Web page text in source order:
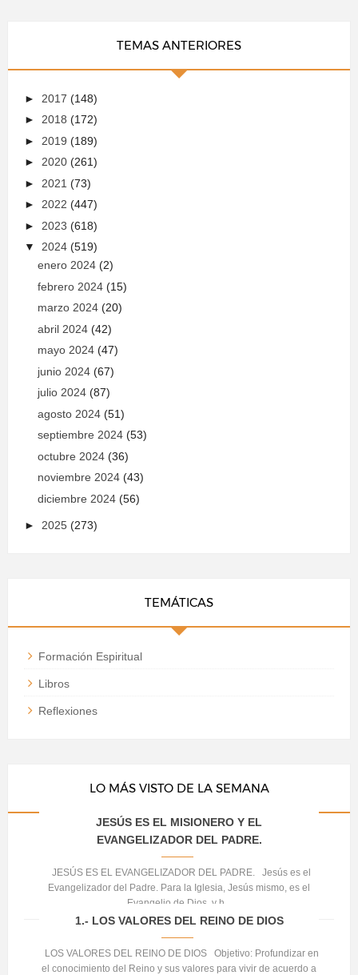
TEMAS ANTERIORES
► 2017 (148)
► 2018 (172)
► 2019 (189)
► 2020 (261)
► 2021 (73)
► 2022 (447)
► 2023 (618)
▼ 2024 (519)
enero 2024 (2)
febrero 2024 (15)
marzo 2024 (20)
abril 2024 (42)
mayo 2024 (47)
junio 2024 (67)
julio 2024 (87)
agosto 2024 (51)
septiembre 2024 (53)
octubre 2024 (36)
noviembre 2024 (43)
diciembre 2024 (56)
► 2025 (273)
TEMÁTICAS
Formación Espiritual
Libros
Reflexiones
LO MÁS VISTO DE LA SEMANA
JESÚS ES EL MISIONERO Y EL
EVANGELIZADOR DEL PADRE.
JESÚS ES EL EVANGELIZADOR DEL PADRE. Jesús es el
Evangelizador del Padre. Para la Iglesia, Jesús mismo, es el
Evangelio de Dios, y h...
1.- LOS VALORES DEL REINO DE DIOS
LOS VALORES DEL REINO DE DIOS Objetivo: Profundizar en
el conocimiento del Reino y sus valores para vivir de acuerdo a